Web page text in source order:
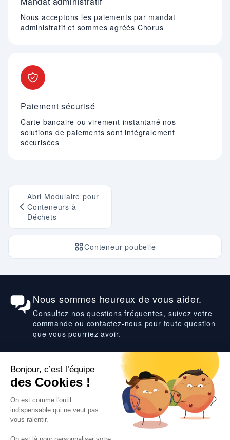
Nous acceptons les paiements par mandat
administratif et sommes agréés Chorus
Paiement sécurisé
Carte bancaire ou virement instantané nos
solutions de paiements sont intégralement
sécurisées
Abri Modulaire pour
Conteneurs à
Déchets
Conteneur poubelle
Nous sommes heureux de vous aider.
Consultez nos questions fréquentes, suivez votre
commande ou contactez-nous pour toute question
que vous pourriez avoir.
Suivez-nous
VOS SERVICES